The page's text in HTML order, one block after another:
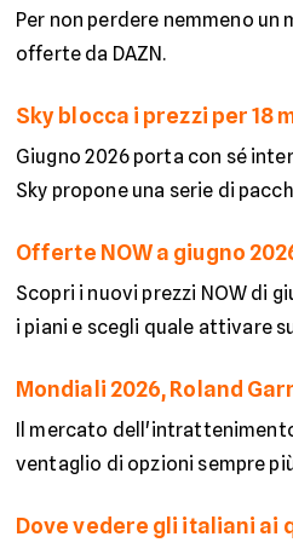
Per non perdere nemmeno
offerte da DAZN.
Sky blocca i prezzi per 18
Giugno 2026 porta con sé
Sky propone una serie di
Offerte NOW a giugno
Scopri i nuovi prezzi NOW di
i piani e scegli quale attivare
Mondiali 2026, Roland
Il mercato
ventaglio di opzioni sempre
Dove vedere gli italiani ai